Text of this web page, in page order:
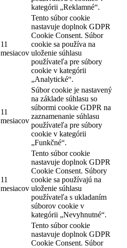
kategórii „Reklamné“.
11
mesiacov
Tento súbor cookie
nastavuje doplnok GDPR
Cookie Consent. Súbor
cookie sa používa na
uloženie súhlasu
používateľa pre súbory
cookie v kategórii
„Analytické“.
11
mesiacov
Súbor cookie je nastavený
na základe súhlasu so
súbormi cookie GDPR na
zaznamenanie súhlasu
používateľa pre súbory
cookie v kategórii
„Funkčné“.
11
mesiacov
Tento súbor cookie
nastavuje doplnok GDPR
Cookie Consent. Súbory
cookie sa používajú na
uloženie súhlasu
používateľa s ukladaním
súborov cookie v
kategórii „Nevyhnutné“.
Tento súbor cookie
nastavuje doplnok GDPR
Cookie Consent. Súbor